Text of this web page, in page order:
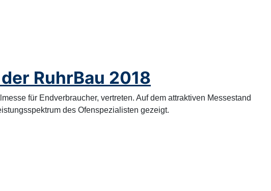
RuhrBau 2018
für Endverbraucher, vertreten. Auf dem attraktiven Messestand
des Ofenspezialisten gezeigt.